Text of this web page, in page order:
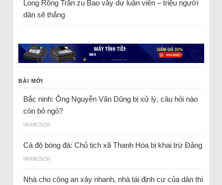
Long Rồng Trầnzu Bao vây dư luận viên – triệu người
dân sẽ thắng
BÀI MỚI
Bắc ninh: Ông Nguyễn Văn Dũng bị xử lý, câu hỏi nào
còn bỏ ngỏ?
08/08/2026
Cá độ bóng đá: Chủ tịch xã Thanh Hóa bị khai trừ Đảng
08/08/2026
Nhà cho công an xây nhanh, nhà tái định cư của dân thì